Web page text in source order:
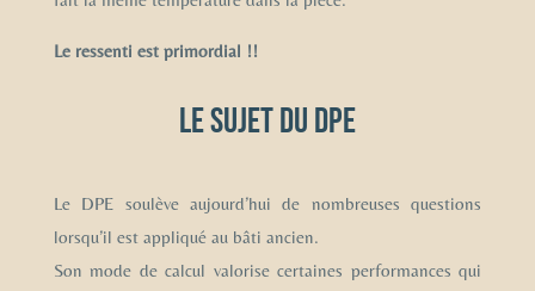
Le ressenti est primordial !!
Le sujet du DPE
Le DPE soulève aujourd’hui de nombreuses questions
lorsqu’il est appliqué au bâti ancien.
Son mode de calcul valorise certaines performances qui